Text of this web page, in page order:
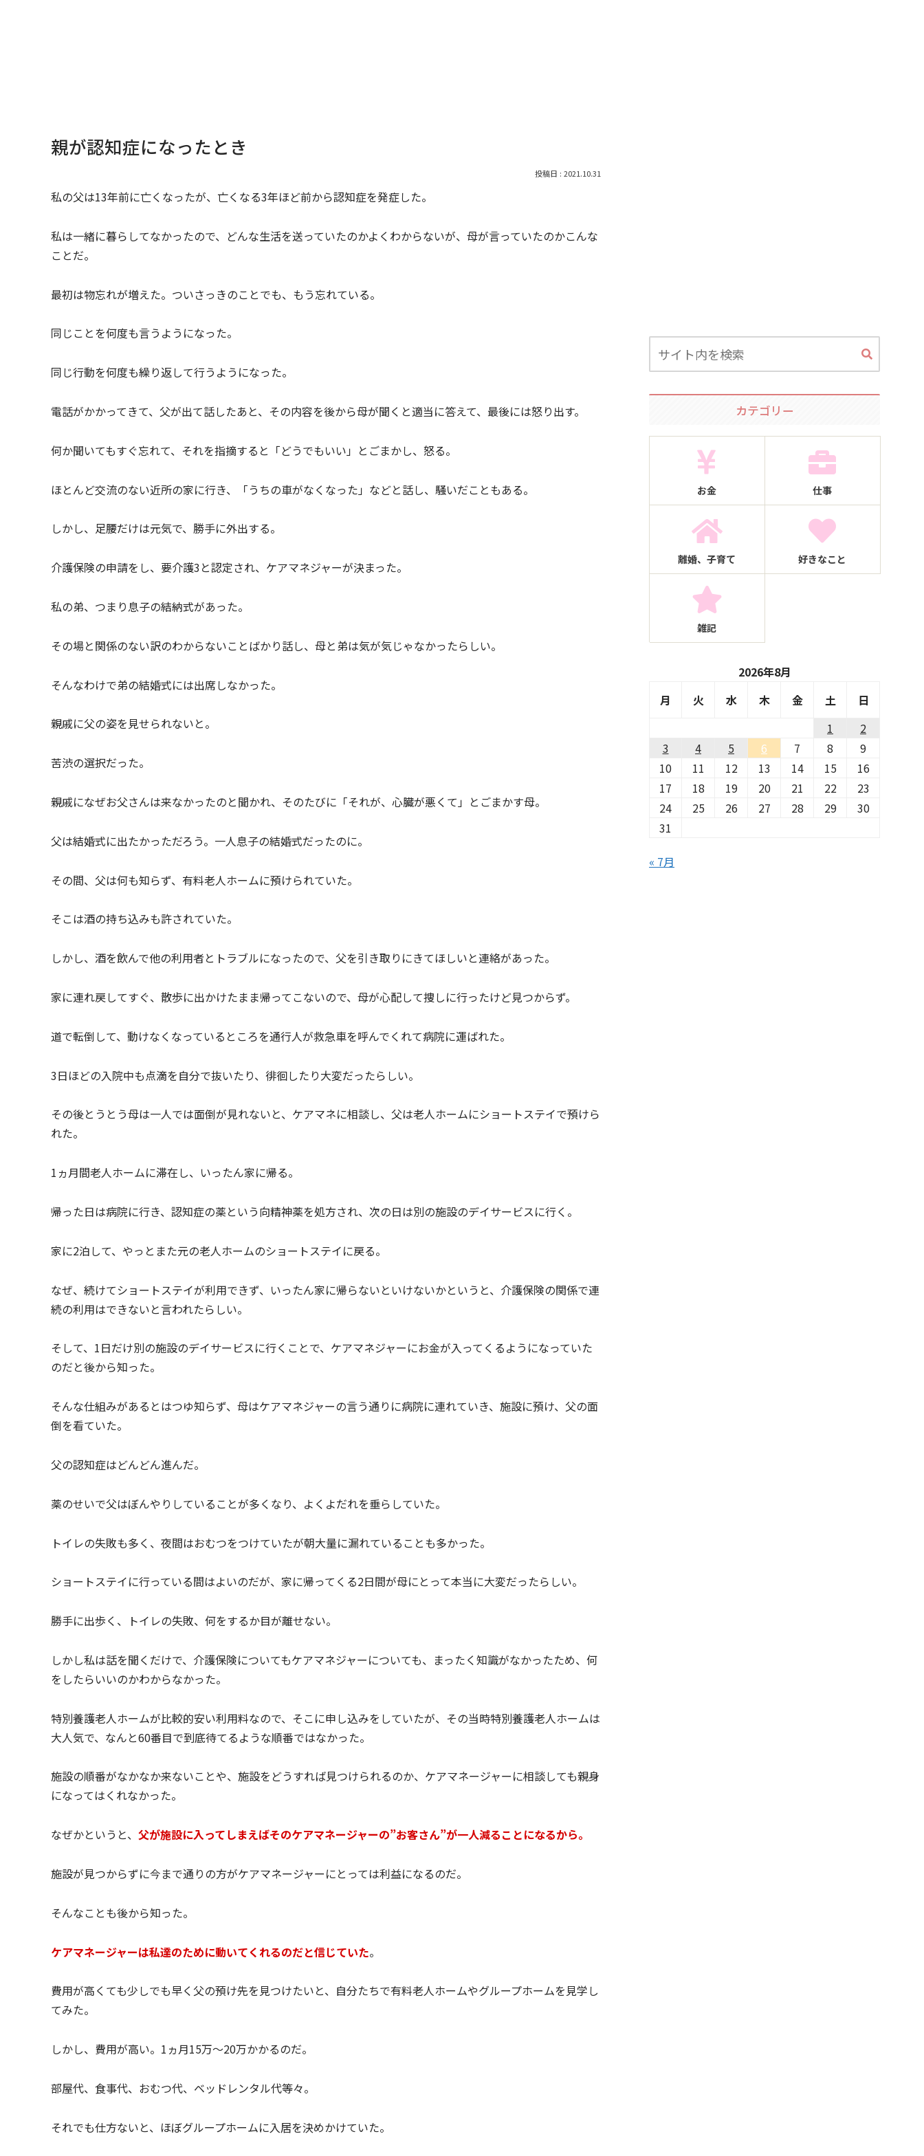
親が認知症になったとき
2021.10.31
私の父は13年前に亡くなったが、亡くなる3年ほど前から認知症を発症した。
私は一緒に暮らしてなかったので、どんな生活を送っていたのかよくわからないが、母が言っていたのかこんな
ことだ。
最初は物忘れが増えた。ついさっきのことでも、もう忘れている。
同じことを何度も言うようになった。
同じ行動を何度も繰り返して行うようになった。
電話がかかってきて、父が出て話したあと、その内容を後から母が聞くと適当に答えて、最後には怒り出す。
何か聞いてもすぐ忘れて、それを指摘すると「どうでもいい」とごまかし、怒る。
ほとんど交流のない近所の家に行き、「うちの車がなくなった」などと話し、騒いだこともある。
しかし、足腰だけは元気で、勝手に外出する。
介護保険の申請をし、要介護3と認定され、ケアマネジャーが決まった。
私の弟、つまり息子の結納式があった。
その場と関係のない訳のわからないことばかり話し、母と弟は気が気じゃなかったらしい。
そんなわけで弟の結婚式には出席しなかった。
親戚に父の姿を見せられないと。
苦渋の選択だった。
親戚になぜお父さんは来なかったのと聞かれ、そのたびに「それが、心臓が悪くて」とごまかす母。
父は結婚式に出たかっただろう。一人息子の結婚式だったのに。
その間、父は何も知らず、有料老人ホームに預けられていた。
そこは酒の持ち込みも許されていた。
しかし、酒を飲んで他の利用者とトラブルになったので、父を引き取りにきてほしいと連絡があった。
家に連れ戻してすぐ、散歩に出かけたまま帰ってこないので、母が心配して捜しに行ったけど見つからず。
道で転倒して、動けなくなっているところを通行人が救急車を呼んでくれて病院に運ばれた。
3日ほどの入院中も点滴を自分で抜いたり、徘徊したり大変だったらしい。
その後とうとう母は一人では面倒が見れないと、ケアマネに相談し、父は老人ホームにショートステイで預けら
れた。
1ヵ月間老人ホームに滞在し、いったん家に帰る。
帰った日は病院に行き、認知症の薬という向精神薬を処方され、次の日は別の施設のデイサービスに行く。
家に2泊して、やっとまた元の老人ホームのショートステイに戻る。
なぜ、続けてショートステイが利用できず、いったん家に帰らないといけないかというと、介護保険の関係で連
続の利用はできないと言われたらしい。
そして、1日だけ別の施設のデイサービスに行くことで、ケアマネジャーにお金が入ってくるようになっていた
のだと後から知った。
そんな仕組みがあるとはつゆ知らず、母はケアマネジャーの言う通りに病院に連れていき、施設に預け、父の面
倒を看ていた。
父の認知症はどんどん進んだ。
薬のせいで父はぼんやりしていることが多くなり、よくよだれを垂らしていた。
トイレの失敗も多く、夜間はおむつをつけていたが朝大量に漏れていることも多かった。
ショートステイに行っている間はよいのだが、家に帰ってくる2日間が母にとって本当に大変だったらしい。
勝手に出歩く、トイレの失敗、何をするか目が離せない。
しかし私は話を聞くだけで、介護保険についてもケアマネジャーについても、まったく知識がなかったため、何
をしたらいいのかわからなかった。
特別養護老人ホームが比較的安い利用料なので、そこに申し込みをしていたが、その当時特別養護老人ホームは
大人気で、なんと60番目で到底待てるような順番ではなかった。
施設の順番がなかなか来ないことや、施設をどうすれば見つけられるのか、ケアマネージャーに相談しても親身
になってはくれなかった。
なぜかというと、 父が施設に入ってしまえばそのケアマネージャーの”お客さん”が一人減ることになるから。
施設が見つからずに今まで通りの方がケアマネージャーにとっては利益になるのだ。
そんなことも後から知った。
ケアマネージャーは私達のために動いてくれるのだと信じていた。
費用が高くても少しでも早く父の預け先を見つけたいと、自分たちで有料老人ホームやグループホームを見学し
てみた。
しかし、費用が高い。1ヵ月15万～20万かかるのだ。
部屋代、食事代、おむつ代、ベッドレンタル代等々。
それでも仕方ないと、ほぼグループホームに入居を決めかけていた。
カテゴリー
お金 仕事
離婚、子育て 好きなこと
雑記
2026年8月
月
火 水 木 金 土
日
1
2
3
4 5 6 7 8
9
10
11 12 13 14 15
16
17
18 19 20 21 22
23
24
25 26 27 28 29
30
31
« 7月